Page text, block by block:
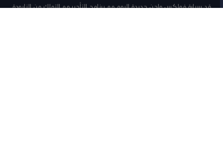
قد سيارة فولكس واجن جديدة اليوم مع برنامج التأجير مع التملك من النابودة